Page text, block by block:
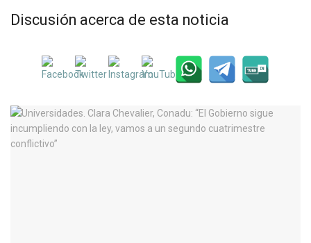
Discusión acerca de esta noticia